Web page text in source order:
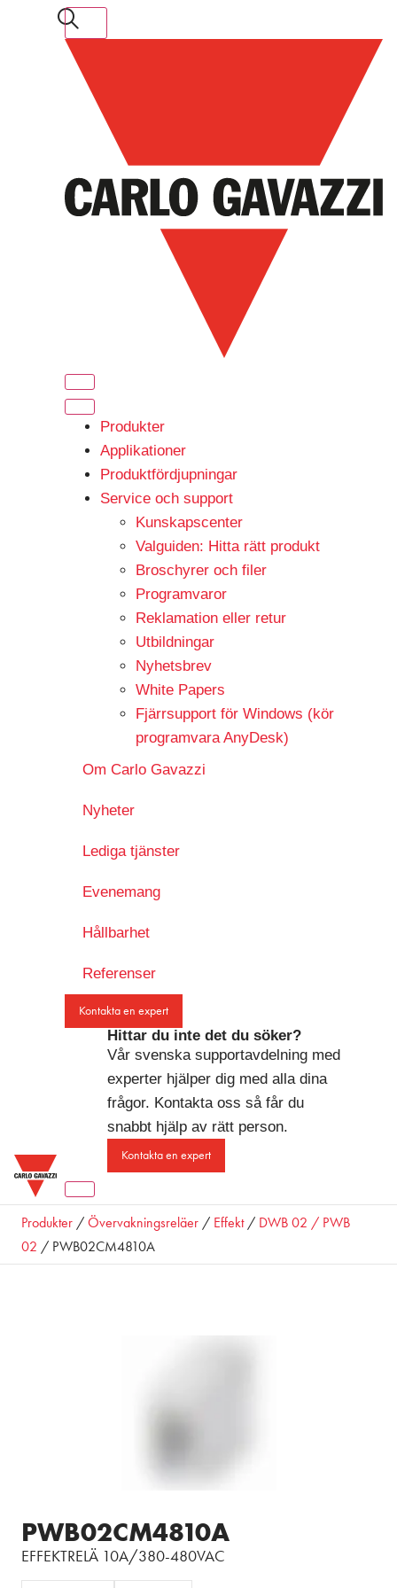
Produkter
Applikationer
Produktfördjupningar
Service och support
Kunskapscenter
Valguiden: Hitta rätt produkt
Broschyrer och filer
Programvaror
Reklamation eller retur
Utbildningar
Nyhetsbrev
White Papers
Fjärrsupport för Windows (kör
programvara AnyDesk)
Om Carlo Gavazzi
Nyheter
Lediga tjänster
Evenemang
Hållbarhet
Referenser
Kontakta en expert
Hittar du inte det du söker?
Vår svenska supportavdelning med
experter hjälper dig med alla dina
frågor. Kontakta oss så får du
snabbt hjälp av rätt person.
Kontakta en expert
Produkter / Övervakningsreläer / Effekt/ DWB 02 / PWB
02 / PWB02CM4810A
PWB02CM4810A
EFFEKTRELÄ 10A/380-480VAC